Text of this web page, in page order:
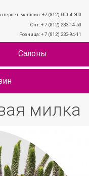
магазин: +7 (812) 600-4-300
Опт: + 7 (812) 233-14-50
Розница: + 7 (812) 233-94-11
Салоны
милка